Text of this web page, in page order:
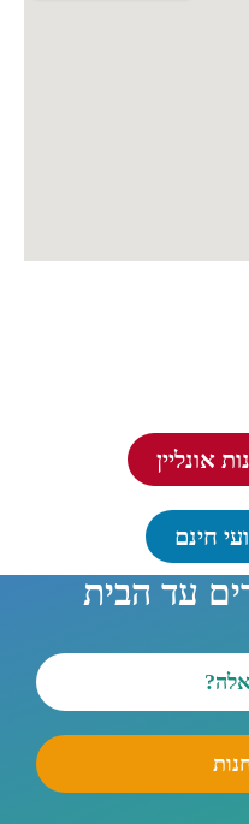
אונליין
חינם
עד הבית